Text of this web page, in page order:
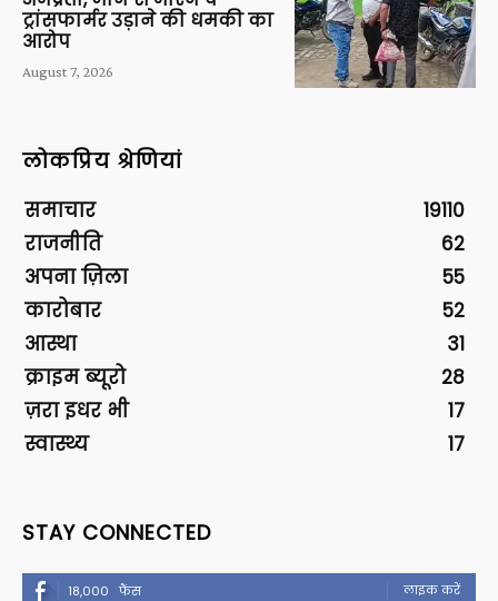
ट्रांसफार्मर उड़ाने की धमकी का
आरोप
August 7, 2026
लोकप्रिय श्रेणियां
समाचार
19110
राजनीति
62
अपना ज़िला
55
कारोबार
52
आस्था
31
क्राइम ब्यूरो
28
ज़रा इधर भी
17
स्वास्थ्य
17
STAY CONNECTED
18,000 फैंस लाइक करें